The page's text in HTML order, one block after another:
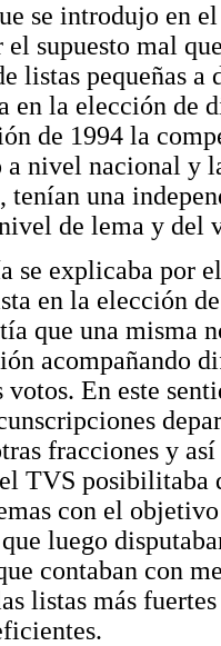
se introdujo en
supuesto mal
listas pequeñas
en la elección de
de 1994 la
nivel nacional y
tenían una
de lema y del
se explicaba por
en la elección
que una misma
acompañando
En este
fracciones y
TVS posibilitaba
con el
luego
contaban con
listas más